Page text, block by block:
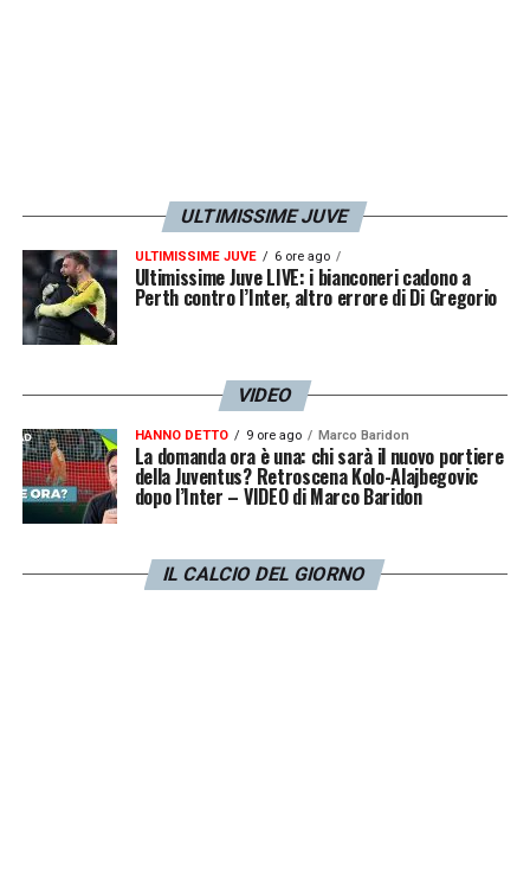
ULTIMISSIME JUVE
ULTIMISSIME JUVE 6 ore ago
Ultimissime Juve LIVE: i bianconeri cadono a
Perth contro l’Inter, altro errore di Di Gregorio
VIDEO
HANNO DETTO 9 ore ago Marco Baridon
La domanda ora è una: chi sarà il nuovo portiere
della Juventus? Retroscena Kolo-Alajbegovic
dopo l’Inter – VIDEO di Marco Baridon
IL CALCIO DEL GIORNO